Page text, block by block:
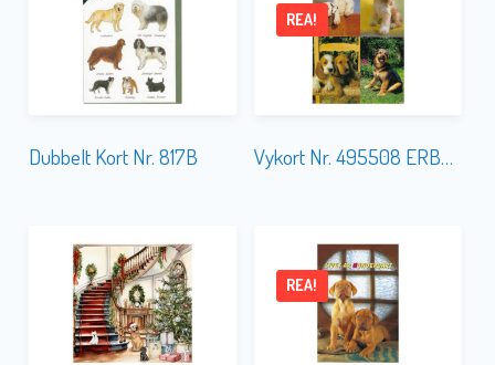
Dubbelt Kort Nr. 817B Vykort Nr. 495508 ERBJUDANDE
REA!
REA!